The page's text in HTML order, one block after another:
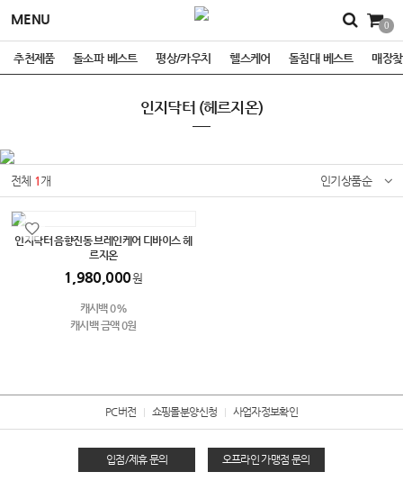
MENU 0
추천제품 돌소파 베스트 평상/카우치 헬스케어 돌침대 베스트 매장
인지닥터 (헤르지온)
전체 1 개 인기상품순
인지닥터 음향진동 브레인케어 디바이스 헤
르지온
1,980,000원
캐시백 0%
캐시백 금액 0원
PC버전 쇼핑몰분양신청 사업자정보확인
입점/제휴 문의 오프라인 가맹점 문의